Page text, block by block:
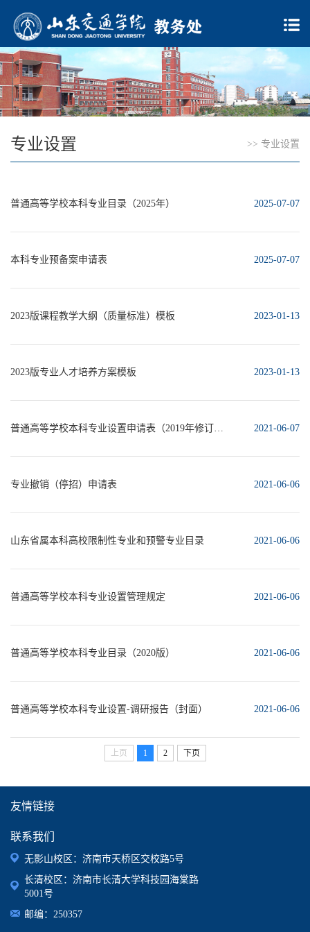
专业设置 >> 专业设置
普通高等学校本科专业目录（2025年） 2025-07-07
本科专业预备案申请表 2025-07-07
2023版课程教学大纲（质量标准）模板 2023-01-13
2023版专业人才培养方案模板 2023-01-13
普通高等学校本科专业设置申请表（2019年修订版） 2021-06-07
专业撤销（停招）申请表 2021-06-06
山东省属本科高校限制性专业和预警专业目录 2021-06-06
普通高等学校本科专业设置管理规定 2021-06-06
普通高等学校本科专业目录（2020版） 2021-06-06
普通高等学校本科专业设置-调研报告（封面） 2021-06-06
上页 1 2 下页
友情链接
联系我们
无影山校区：济南市天桥区交校路5号
长清校区：济南市长清大学科技园海棠路
5001号
邮编：250357